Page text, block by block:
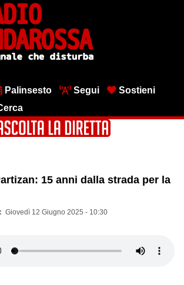
Palinsesto Segui
Sostieni
15 anni dalla strada per la
Giovedì 12 Giugno 2025 - 10:30